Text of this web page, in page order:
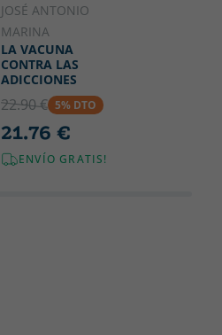
JOSÉ ANTONIO
MARINA
LA VACUNA
CONTRA LAS
ADICCIONES
22.90 € 5% DTO
21.76 €
ENVÍO GRATIS!